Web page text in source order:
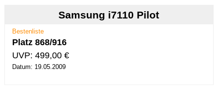
Samsung i7110 Pilot
Bestenliste
Platz 868/916
UVP: 499,00 €
Datum: 19.05.2009